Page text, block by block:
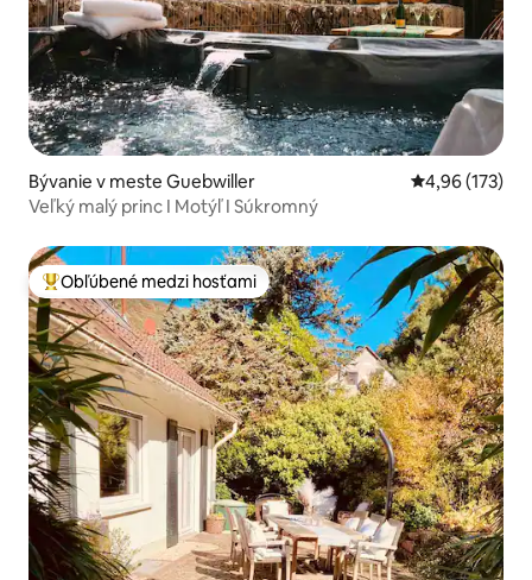
Bývanie v meste Guebwiller Priemerné
4,96 (173)
Veľký malý princ I Motýľ I Súkromný
Najobľúbenejšie medzi hosťami
Obľúbené medzi hosťami